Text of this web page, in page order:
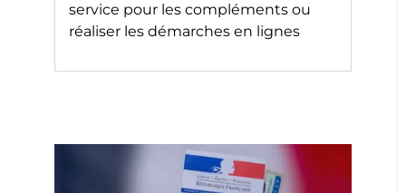
service pour les compléments ou
réaliser les démarches en lignes